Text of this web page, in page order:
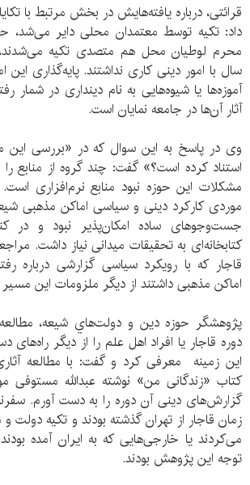
قرائتی، درباره یافته‌هایش در بخش مرتبط با
داد: تکیه توسط معتمدان محلی دایر می‌شد،
محرم لوطیان محل هم متصدی تکیه
سال با امور دینی کاری نداشتند. پایه‌گذاری این
آموزه‌ها یا شیوه‌هایی به نام دینداری در شمار
آثار آن‌ها در جامعه نمایان است.
وی در پاسخ به این سوال که در «بررسی این
استناد کرده است؟» گفت: چند گروه از منابع
مشکلات این حوزه نبود منابع نرم‌افزاری
موردی کارکرد دینی و سیاسی اماکن مذهبی
جست‌وجوهای ساده امکان‌پذیر نبود و در
کتابخانه‌ای به تحقیقات میدانی نیاز داشت.
قاجار که با رویکرد سیاسی گزارشی درباره
اماکن مذهبی داشتند از دیگر ملزومات این
پژوهشگر حوزه دين و دولت‌هاي شيعه،
دوره قاجار یا افراد اهل علم را از دیگر راه‌های
این زمینه معرفی کرد و گفت: با مطالعه
کتاب «زندگانی من» نوشته عبدالله مستوفی
گزارش‌های دینی آن دوره را به دست آورم.
زمان قاجار از تهران گذشته بودند و تکیه
می‌کردند یا خارجی‌هایی که به ایران آمده
توجه این پژوهش بودند.